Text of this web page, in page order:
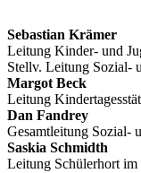
Sebastian Krämer
Leitung Kinder- und
Stellv. Leitung Sozial-
Margot Beck
Leitung
Dan Fandrey
Gesamtleitung Sozial-
Saskia Schmidth
Leitung Schülerhort